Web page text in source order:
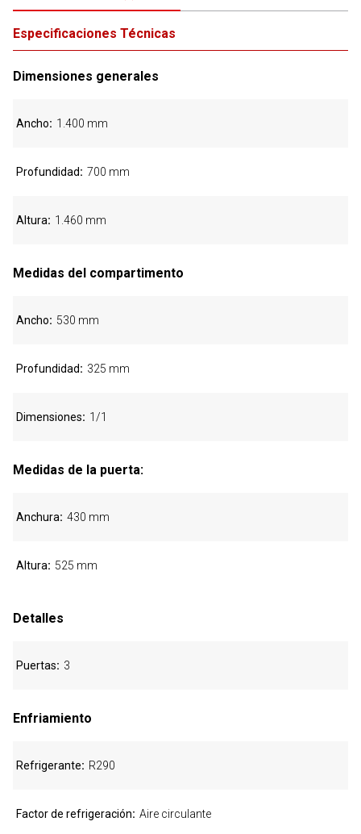
Especificaciones Técnicas
Dimensiones generales
Ancho 1.400 mm
Profundidad 700 mm
Altura 1.460 mm
Medidas del compartimento
Ancho 530 mm
Profundidad 325 mm
Dimensiones 1/1
Medidas de la puerta:
Anchura 430 mm
Altura 525 mm
Detalles
Puertas 3
Enfriamiento
Refrigerante R290
Factor de refrigeración Aire circulante